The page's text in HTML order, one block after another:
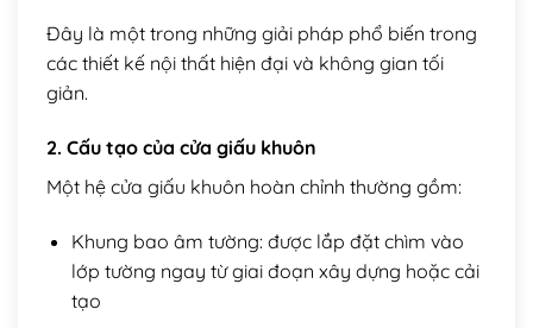
Đây là một trong những giải pháp phổ biến trong
các thiết kế nội thất hiện đại và không gian tối
giản.
2. Cấu tạo của cửa giấu khuôn
Một hệ cửa giấu khuôn hoàn chỉnh thường gồm:
Khung bao âm tường: được lắp đặt chìm vào
lớp tường ngay từ giai đoạn xây dựng hoặc cải
tạo